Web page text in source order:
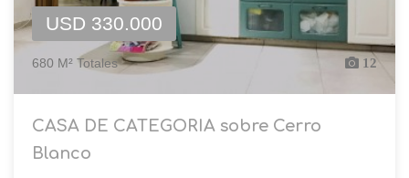
USD 330.000
680 M² Totales 12
CASA DE CATEGORIA sobre Cerro
Blanco